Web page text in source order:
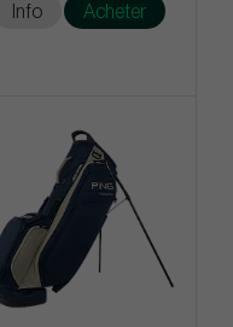
Info Acheter